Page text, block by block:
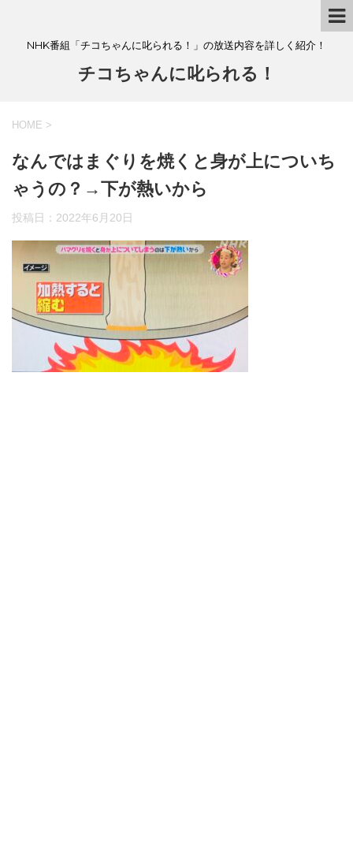
NHK番組「チコちゃんに叱られる！」の放送内容を詳しく紹介！
チコちゃんに叱られる！
HOME >
なんではまぐりを焼くと身が上についち
ゃうの？→下が熱いから
投稿日： 2022年6月20日